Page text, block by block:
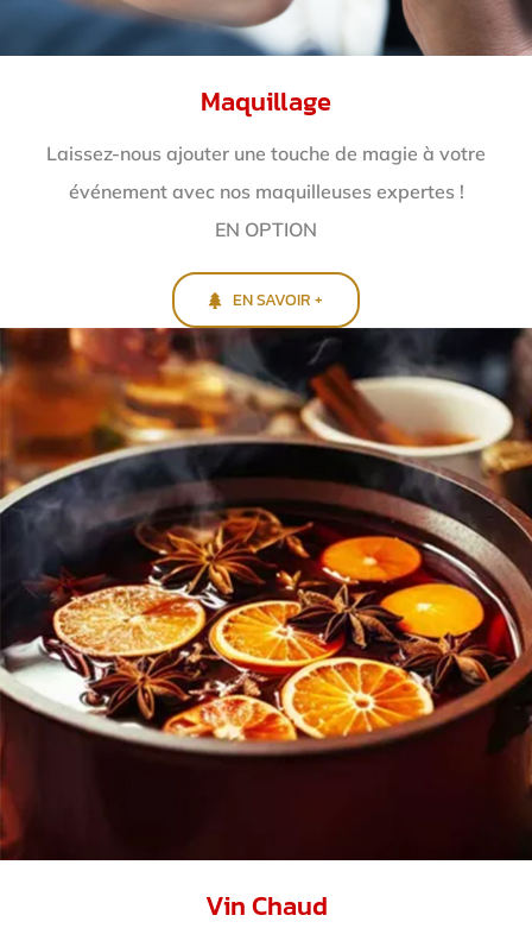
Maquillage
Laissez-nous ajouter une touche de magie à votre
événement avec nos maquilleuses expertes !
EN OPTION
EN SAVOIR +
Vin Chaud